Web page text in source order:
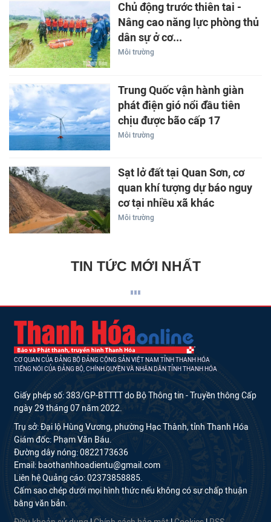
Chủ động trước thiên tai -
Nâng cao năng lực phòng thủ
dân sự ở cơ...
Môi trường
Trung Quốc vận hành giàn
phát điện gió nổi đầu tiên
chịu được bão cấp 17
Môi trường
Sạt lở đất tại Quan Sơn, cơ
quan khí tượng dự báo nguy
cơ tại nhiều xã khác
Môi trường
TIN TỨC MỚI NHẤT
CƠ QUAN CỦA ĐẢNG BỘ ĐẢNG CỘNG SẢN VIỆT NAM TỈNH THANH HÓA
TIẾNG NÓI CỦA ĐẢNG BỘ, CHÍNH QUYỀN VÀ NHÂN DÂN TỈNH THANH HÓA
Giấy phép số: 383/GP-BTTTT do Bộ Thông tin - Truyền thông Cấp
ngày 29 tháng 07 năm 2022.
Trụ sở: Đại lộ Hùng Vương, phường Hạc Thành, tỉnh Thanh Hóa
Giám đốc: Phạm Văn Báu.
Đường dây nóng: 0822173636
Email: baothanhhoadientu@gmail.com
Liên hệ Quảng cáo: 02373858885.
Cấm sao chép dưới mọi hình thức nếu không có sự chấp thuận
bằng văn bản.